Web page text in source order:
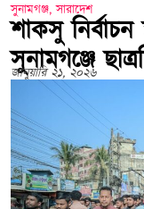
সুনামগঞ্জ,সারাদেশ
শাকসু নির্বাচন
সুনামগঞ্জে
জানুয়ারি ২১, ২০২৬